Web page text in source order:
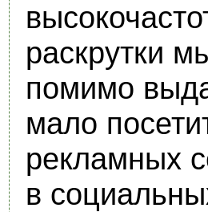
раскрутки
помимо
мало
рекламных
в